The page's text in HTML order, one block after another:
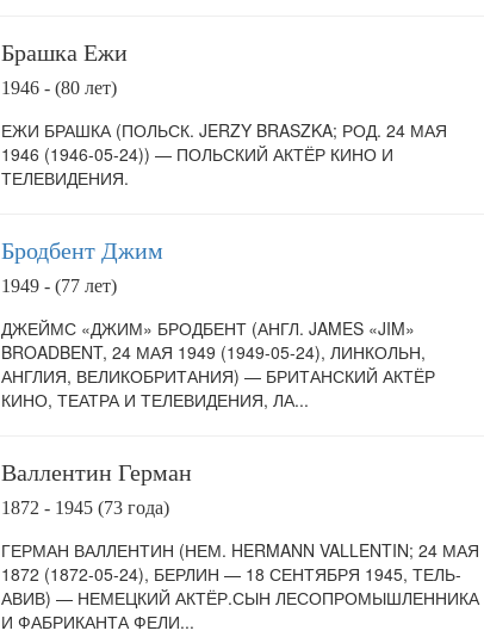
Брашка Ежи
1946 - (80 лет)
ЕЖИ БРАШКА (ПОЛЬСК. JERZY BRASZKA; РОД. 24 МАЯ
1946 (1946-05-24)) — ПОЛЬСКИЙ АКТЁР КИНО И
ТЕЛЕВИДЕНИЯ.
Бродбент Джим
1949 - (77 лет)
ДЖЕЙМС «ДЖИМ» БРОДБЕНТ (АНГЛ. JAMES «JIM»
BROADBENT, 24 МАЯ 1949 (1949-05-24), ЛИНКОЛЬН,
АНГЛИЯ, ВЕЛИКОБРИТАНИЯ) — БРИТАНСКИЙ АКТЁР
КИНО, ТЕАТРА И ТЕЛЕВИДЕНИЯ, ЛА...
Валлентин Герман
1872 - 1945 (73 года)
ГЕРМАН ВАЛЛЕНТИН (НЕМ. HERMANN VALLENTIN; 24 МАЯ
1872 (1872-05-24), БЕРЛИН — 18 СЕНТЯБРЯ 1945, ТЕЛЬ-
АВИВ) — НЕМЕЦКИЙ АКТЁР.СЫН ЛЕСОПРОМЫШЛЕННИКА
И ФАБРИКАНТА ФЕЛИ...